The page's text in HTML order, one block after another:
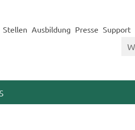
Stellen Ausbildung Presse Support